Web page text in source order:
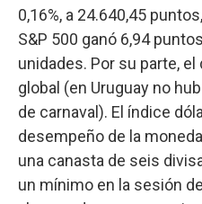
0,16%, a 24.640,45
S&P 500 ganó 6,94
unidades. Por su parte, el
global (en Uruguay no
de carnaval). El índice
desempeño de la
una canasta de seis
un mínimo en la sesión